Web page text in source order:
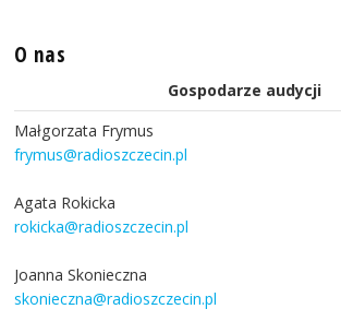
O nas
Gospodarze audycji
Małgorzata Frymus
frymus@radioszczecin.pl
Agata Rokicka
rokicka@radioszczecin.pl
Joanna Skonieczna
skonieczna@radioszczecin.pl